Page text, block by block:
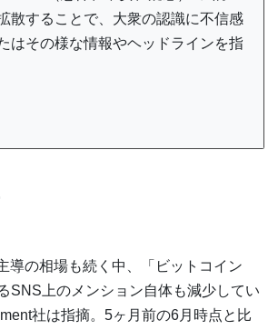
散することで、大衆の認識に不信感
はその様な情報やヘッドラインを指
導の相場も続く中、「ビットコイン
SNS上のメンション自体も減少してい
社は指摘。5ヶ月前の6月時点と比